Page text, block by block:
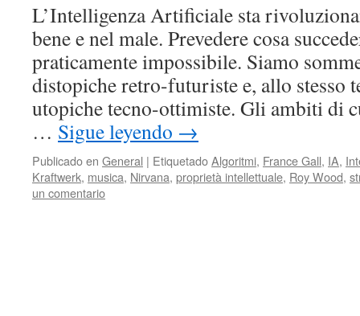
L’Intelligenza Artificiale sta
bene e nel male. Prevedere cosa
praticamente impossibile. Siamo
distopiche retro-futuriste e, allo stesso
utopiche tecno-ottimiste. Gli ambiti di
… Sigue leyendo →
Publicado en General | EtiquetadoAlgoritmi, France Gall, IA,
Kraftwerk, musica, Nirvana, proprietà intellettuale, Roy Wood,
un comentario